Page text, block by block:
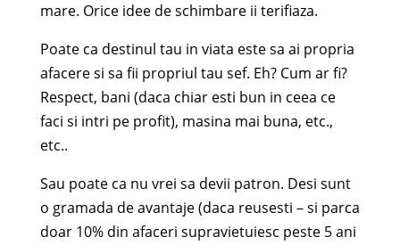
mare. Orice idee de schimbare ii terifiaza.
Poate ca destinul tau in viata este sa ai propria
afacere si sa fii propriul tau sef. Eh? Cum ar fi?
Respect, bani (daca chiar esti bun in ceea ce
faci si intri pe profit), masina mai buna, etc.,
etc..
Sau poate ca nu vrei sa devii patron. Desi sunt
o gramada de avantaje (daca reusesti – si parca
doar 10% din afaceri supravietuiesc peste 5 ani